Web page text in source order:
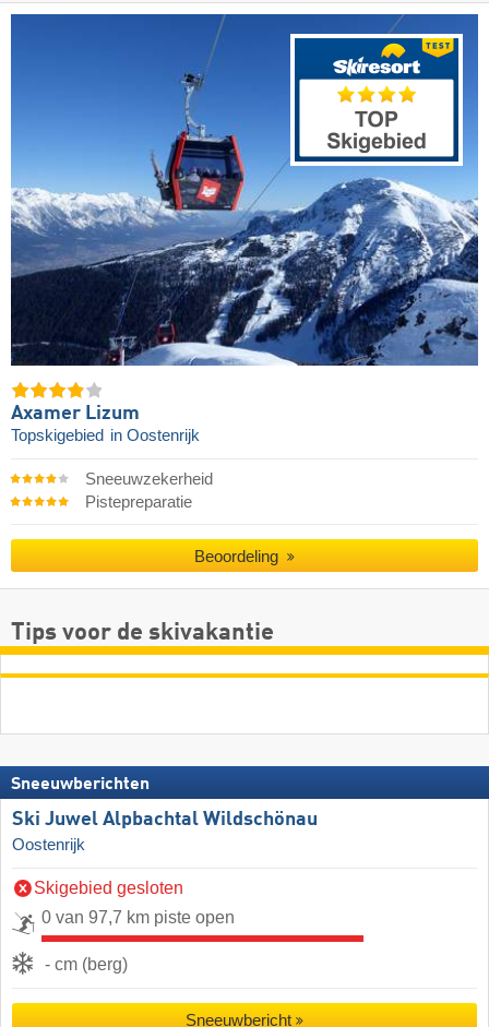
Axamer Lizum
Topskigebied in Oostenrijk
Sneeuwzekerheid
Pistepreparatie
Beoordeling
Tips voor de skivakantie
Sneeuwberichten
Ski Juwel Alpbachtal Wildschönau
Oostenrijk
Skigebied gesloten
0 van 97,7 km piste open
- cm (berg)
Sneeuwbericht